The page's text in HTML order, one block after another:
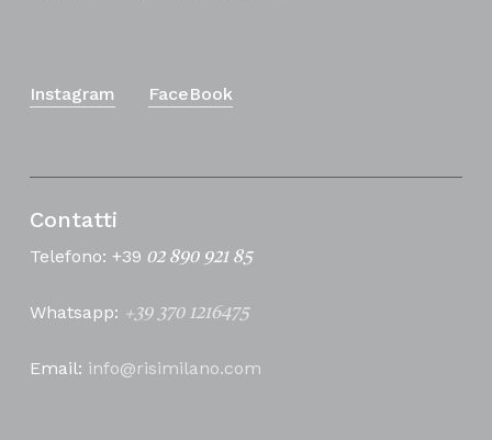
Instagram FaceBook
Contatti
Telefono: +39 02 890 921 85
Whatsapp: +39 370 1216475
Email: info@risimilano.com